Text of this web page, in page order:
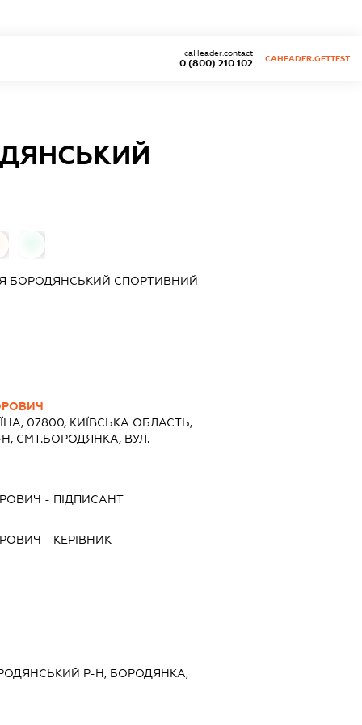
0 (800) 210 102
caHeader.contact
CAHEADER.GETTEST
БОРОДЯНСЬКИЙ СПОРТИВНИЙ
07800, КИЇВСЬКА ОБЛАСТЬ,
СМТ.БОРОДЯНКА, ВУЛ.
- ПІДПИСАНТ
- КЕРІВНИК
Р-Н, БОРОДЯНКА,